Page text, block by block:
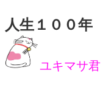
人生１００
ユキマサ君